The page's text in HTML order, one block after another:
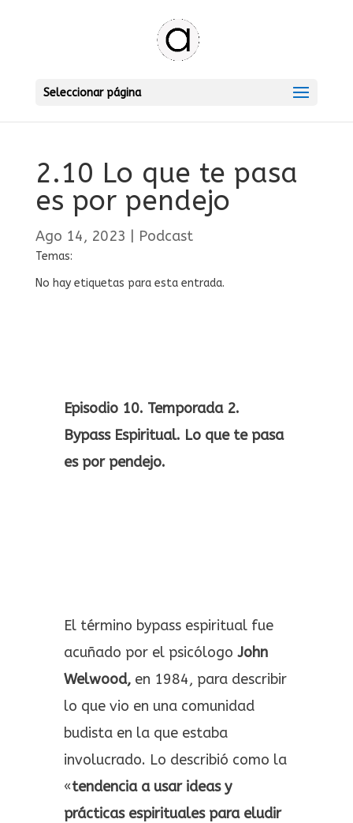
Seleccionar página
2.10 Lo que te pasa
es por pendejo
Ago 14, 2023 Podcast
Temas:
No hay etiquetas para esta entrada.
Episodio 10. Temporada 2.
Bypass Espiritual. Lo que te pasa
es por pendejo.
El término bypass espiritual fue
acuñado por el psicólogo John
Welwood,en 1984, para describir
lo que vio en una comunidad
budista en la que estaba
involucrado. Lo describió como la
«tendencia a usar ideas y
prácticas espirituales para eludir